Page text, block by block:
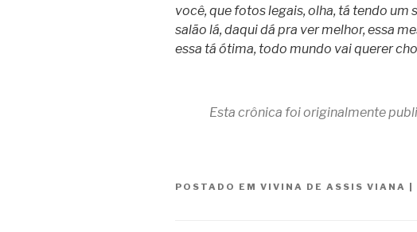
você, que fotos legais, olha, tá tendo um
salão lá, daqui dá pra ver melhor, essa
essa tá ótima, todo mundo vai querer
Esta crônica foi originalmente
POSTADO EM VIVINA DE ASSIS VIANA |